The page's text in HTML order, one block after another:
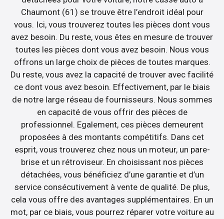
Chaumont (61) se trouve être l’endroit idéal pour
vous. Ici, vous trouverez toutes les pièces dont vous
avez besoin. Du reste, vous êtes en mesure de trouver
toutes les pièces dont vous avez besoin. Nous vous
offrons un large choix de pièces de toutes marques.
Du reste, vous avez la capacité de trouver avec facilité
ce dont vous avez besoin. Effectivement, par le biais
de notre large réseau de fournisseurs. Nous sommes
en capacité de vous offrir des pièces de
professionnel. Egalement, ces pièces demeurent
proposées à des montants compétitifs. Dans cet
esprit, vous trouverez chez nous un moteur, un pare-
brise et un rétroviseur. En choisissant nos pièces
détachées, vous bénéficiez d’une garantie et d’un
service consécutivement à vente de qualité. De plus,
cela vous offre des avantages supplémentaires. En un
mot, par ce biais, vous pourrez réparer votre voiture au